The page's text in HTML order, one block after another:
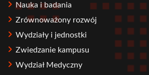
Nauka i badania
Zrównoważony rozwój
Wydziały i jednostki
Zwiedzanie kampusu
Wydział Medyczny